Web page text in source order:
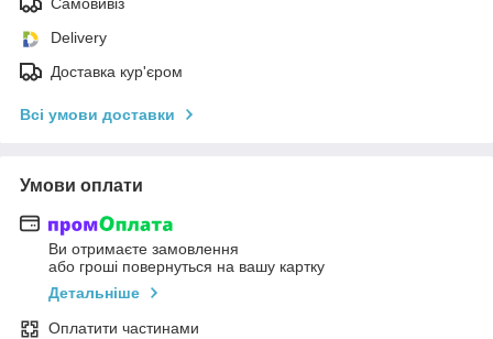
Delivery
Доставка кур'єром
Всі умови доставки
Умови оплати
Ви отримаєте замовлення
або гроші повернуться на вашу картку
Детальніше
Оплатити частинами